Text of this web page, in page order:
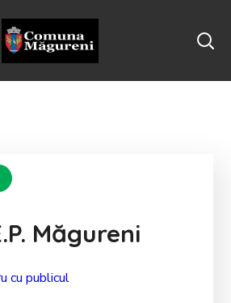
Măgureni
cu publicul